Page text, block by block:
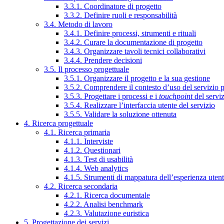
3.3.1. Coordinatore di progetto
3.3.2. Definire ruoli e responsabilità
3.4. Metodo di lavoro
3.4.1. Definire processi, strumenti e rituali
3.4.2. Curare la documentazione di progetto
3.4.3. Organizzare tavoli tecnici collaborativi
3.4.4. Prendere decisioni
3.5. Il processo progettuale
3.5.1. Organizzare il progetto e la sua gestione
3.5.2. Comprendere il contesto d’uso del servizio
3.5.3. Progettare i processi e i touchpointdel
3.5.4. Realizzare l’interfaccia utente del servizio
3.5.5. Validare la soluzione ottenuta
4. Ricerca progettuale
4.1. Ricerca primaria
4.1.1. Interviste
4.1.2. Questionari
4.1.3. Test di usabilità
4.1.4. Web analytics
4.1.5. Strumenti di mappatura dell’esperienza
4.2. Ricerca secondaria
4.2.1. Ricerca documentale
4.2.2. Analisi benchmark
4.2.3. Valutazione euristica
5. Progettazione dei servizi